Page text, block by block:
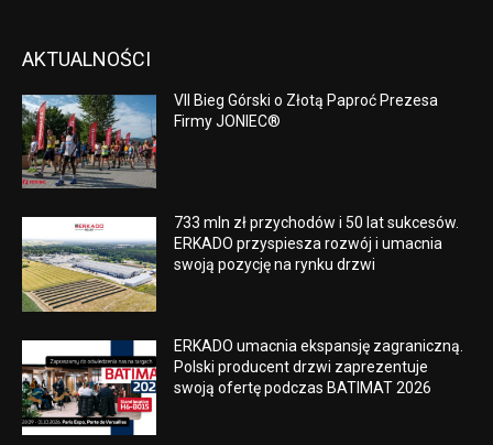
AKTUALNOŚCI
VII Bieg Górski o Złotą Paproć Prezesa
Firmy JONIEC®
733 mln zł przychodów i 50 lat sukcesów.
ERKADO przyspiesza rozwój i umacnia
swoją pozycję na rynku drzwi
ERKADO umacnia ekspansję zagraniczną.
Polski producent drzwi zaprezentuje
swoją ofertę podczas BATIMAT 2026